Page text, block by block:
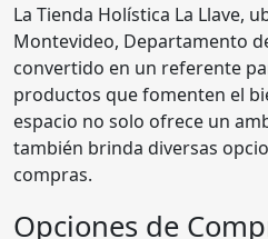
La Tienda Holística La Llave,
Montevideo, Departamento
convertido en un referente
productos que fomenten el
espacio no solo ofrece un
también brinda diversas
compras.
Opciones de